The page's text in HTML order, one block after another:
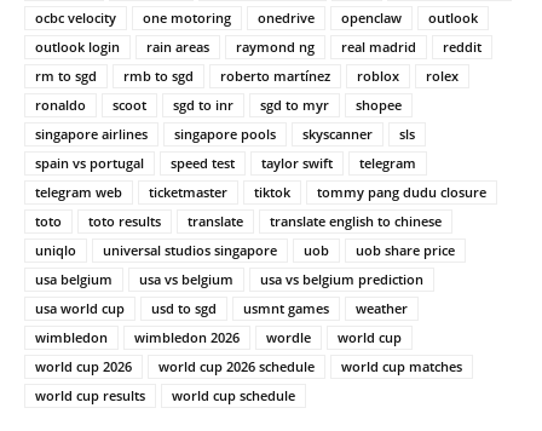
ocbc velocity
one motoring onedrive openclaw
outlook
outlook login
rain areas raymond ng real madrid
reddit
rm to sgd
rmb to sgd roberto martínez roblox
rolex
ronaldo
scoot sgd to inr sgd to myr
shopee
singapore airlines
singapore pools skyscanner
sls
spain vs portugal
speed test taylor swift
telegram
telegram web
ticketmaster tiktok
tommy pang dudu closure
toto
toto results translate
translate english to chinese
uniqlo
universal studios singapore uob
uob share price
usa belgium
usa vs belgium
usa vs belgium prediction
usa world cup
usd to sgd usmnt games
weather
wimbledon
wimbledon 2026 wordle
world cup
world cup 2026
world cup 2026 schedule
world cup matches
world cup results
world cup schedule